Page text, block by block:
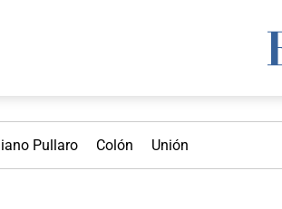
Pullaro Colón Unión